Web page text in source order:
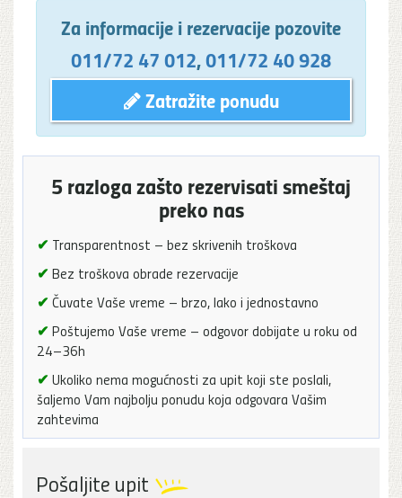
Za informacije i rezervacije pozovite
011/72 47 012,011/72 40 928
Zatražite ponudu
5 razloga zašto rezervisati smeštaj
preko nas
✔ Transparentnost – bez skrivenih troškova
✔ Bez troškova obrade rezervacije
✔ Čuvate Vaše vreme – brzo, lako i jednostavno
✔ Poštujemo Vaše vreme – odgovor dobijate u roku od
24–36h
✔ Ukoliko nema mogućnosti za upit koji ste poslali,
šaljemo Vam najbolju ponudu koja odgovara Vašim
zahtevima
Pošaljite upit